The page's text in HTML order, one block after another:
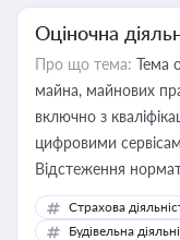
Оціночна
Про що тема: Тема
майна, майнових
включно з
цифровими
Відстеження
корисне для
бухгалтера під час
Страхова
Будівельна